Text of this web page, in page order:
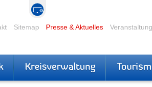
Sitemap Presse & Aktuelles
Kreisverwaltung